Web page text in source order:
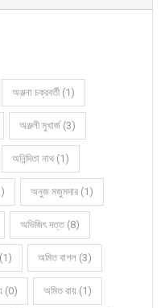
অঞ্জনা চক্রবর্তী (1)
অঞ্জলী মুখার্জ (3)
অনিন্দিতা নাথ (1)
অনুজ মজুমদার (1)
অভিজিৎ দত্ত (8)
অমিত বাগল (3)
(0) অমিত রায় (1)